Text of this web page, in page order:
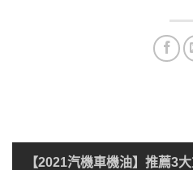
【2021汽機車機油】推薦3